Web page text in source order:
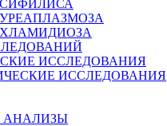
ИССЛЕДОВАНИЯ
ИССЛЕДОВАНИЯ
АНАЛИЗЫ